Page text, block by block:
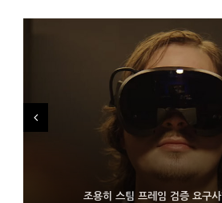
조용히 스팀 프레임 검증 요구
9월 4일부터 서비스 접는 안드로이드 장
보인 삼성전자